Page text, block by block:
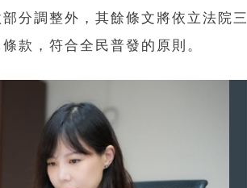
分調整外，其餘條文將依立法院三
款，符合全民普發的原則。